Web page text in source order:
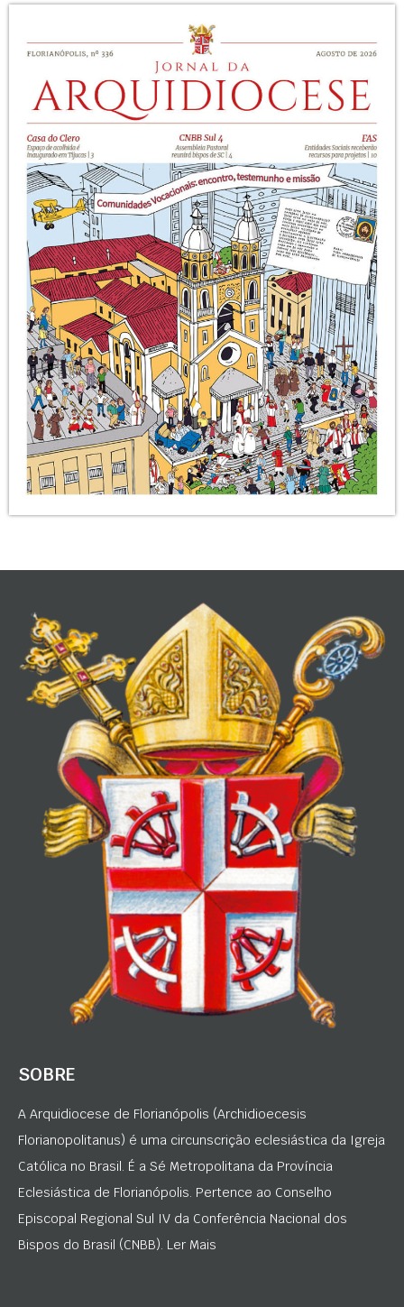
SOBRE
A Arquidiocese de Florianópolis (Archidioecesis
Florianopolitanus) é uma circunscrição eclesiástica da Igreja
Católica no Brasil. É a Sé Metropolitana da Província
Eclesiástica de Florianópolis. Pertence ao Conselho
Episcopal Regional Sul IV da Conferência Nacional dos
Bispos do Brasil (CNBB). Ler Mais